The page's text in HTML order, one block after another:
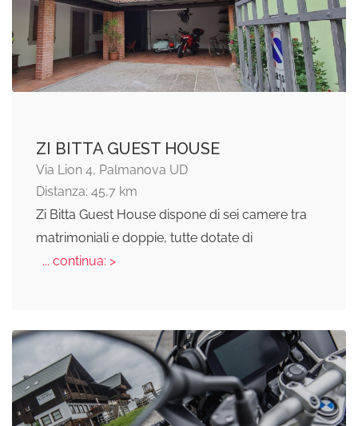
ZI BITTA GUEST HOUSE
Via Lion 4, Palmanova UD
Distanza: 45,7 km
Zi Bitta Guest House dispone di sei camere tra
matrimoniali e doppie, tutte dotate di
... continua: >